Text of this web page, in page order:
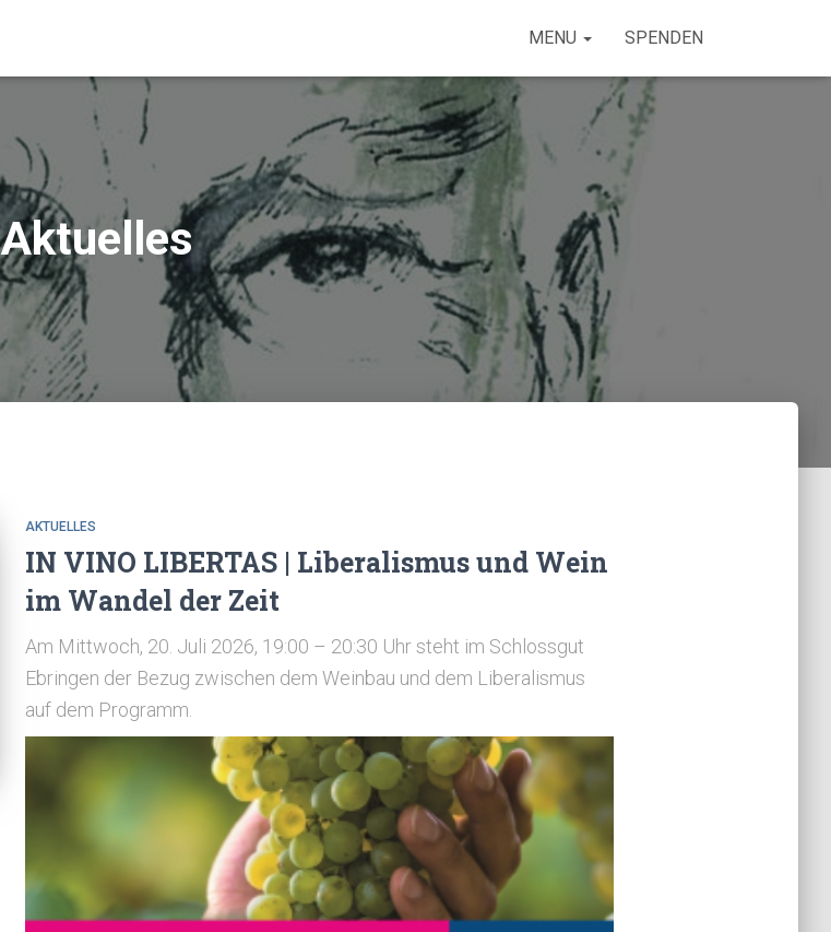
MENU SPENDEN
Aktuelles
AKTUELLES
IN VINO LIBERTAS | Liberalismus und Wein
im Wandel der Zeit
Am Mittwoch, 20. Juli 2026, 19:00 – 20:30 Uhr steht im Schlossgut
Ebringen der Bezug zwischen dem Weinbau und dem Liberalismus
auf dem Programm.